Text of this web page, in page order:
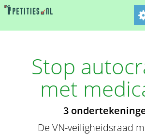
Stop
met
3
De VN-veiligheidsraad